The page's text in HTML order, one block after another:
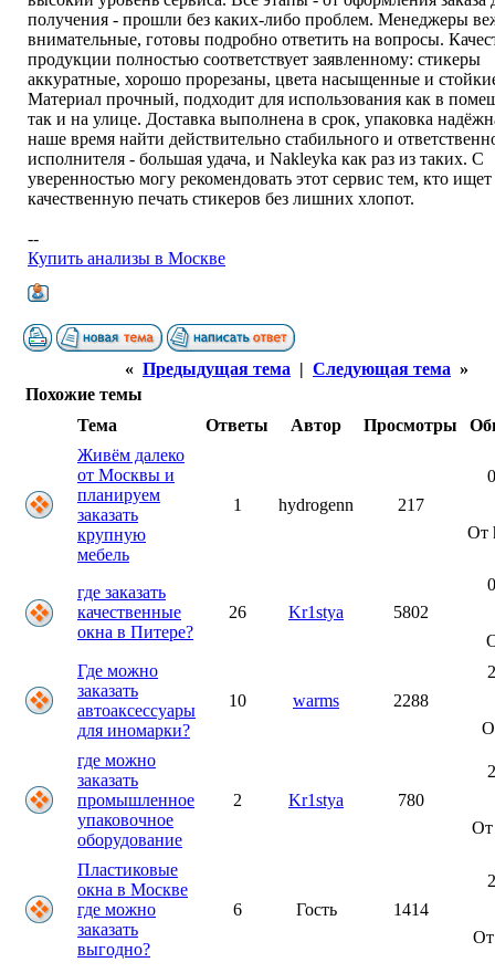
получения - прошли без каких-либо проблем. Менеджеры
внимательные, готовы подробно ответить на вопросы.
продукции полностью соответствует заявленному: стикеры
аккуратные, хорошо прорезаны, цвета насыщенные и
Материал прочный, подходит для использования как в
так и на улице. Доставка выполнена в срок, упаковка
наше время найти действительно стабильного и
исполнителя - большая удача, и Nakleyka как раз из таких. С
уверенностью могу рекомендовать этот сервис тем, кто ищет
качественную печать стикеров без лишних хлопот.
--
Купить анализы в Москве
« Предыдущая тема | Следующая тема »
Похожие темы
Тема
Ответы Автор Просмотры
Живём далеко
от Москвы и
планируем
заказать
крупную
мебель
1 hydrogenn 217
От
где заказать
качественные
окна в Питере?
26 Kr1stya 5802
Где можно
заказать
автоаксессуары
для иномарки?
10 warms 2288
где можно
заказать
промышленное
упаковочное
оборудование
2 Kr1stya 780
Пластиковые
окна в Москве
где можно
заказать
выгодно?
6 Гость 1414